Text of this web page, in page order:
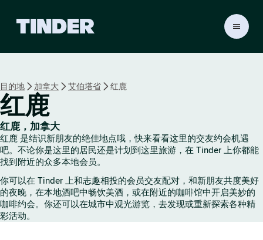
r
目的地 加拿大 艾伯塔省 红鹿
红鹿
红鹿，加拿大
红鹿 是结识新朋友的绝佳地点哦，快来看看这里的交友约会机遇
吧。不论你是这里的居民还是计划到这里旅游，在 Tinder 上你都能
找到附近的众多本地会员。
你可以在 Tinder 上和志趣相投的会员交友配对，和新朋友共度美好
的夜晚，在本地酒吧中畅饮美酒，或在附近的咖啡馆中开启美妙的
咖啡约会。你还可以在城市中观光游览，去发现或重新探索各种精
彩活动。